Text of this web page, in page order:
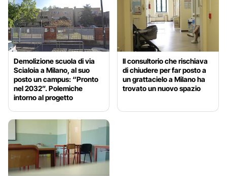
Demolizione scuola di via
Scialoia a Milano, al suo
posto un campus: “Pronto
nel 2032”. Polemiche
intorno al progetto
Il consultorio che rischiava
di chiudere per far posto a
un grattacielo a Milano ha
trovato un nuovo spazio